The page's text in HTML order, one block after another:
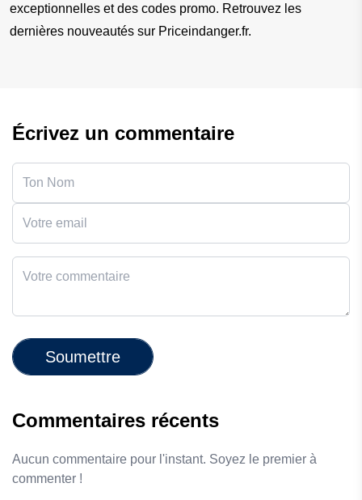
exceptionnelles et des codes promo. Retrouvez les
dernières nouveautés sur Priceindanger.fr.
Écrivez un commentaire
Soumettre
Commentaires récents
Aucun commentaire pour l'instant. Soyez le premier à
commenter !